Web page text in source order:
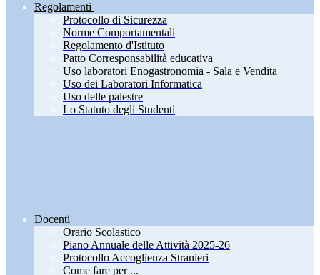
Regolamenti
Protocollo di Sicurezza
Norme Comportamentali
Regolamento d'Istituto
Patto Corresponsabilità educativa
Uso laboratori Enogastronomia - Sala e Vendita
Uso dei Laboratori Informatica
Uso delle palestre
Lo Statuto degli Studenti
Docenti
Orario Scolastico
Piano Annuale delle Attività 2025-26
Protocollo Accoglienza Stranieri
Come fare per ...